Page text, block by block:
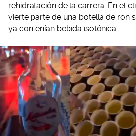
rehidratación de la carrera. En el
vierte parte de una botella de ron
ya contenían bebida isotónica.